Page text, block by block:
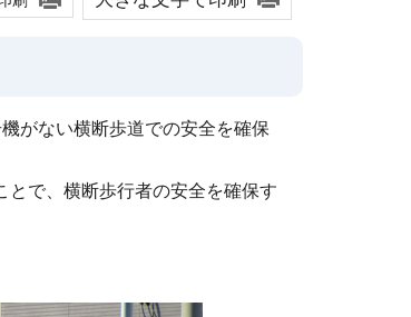
がない横断歩道での安全を確保
とで、横断歩行者の安全を確保す